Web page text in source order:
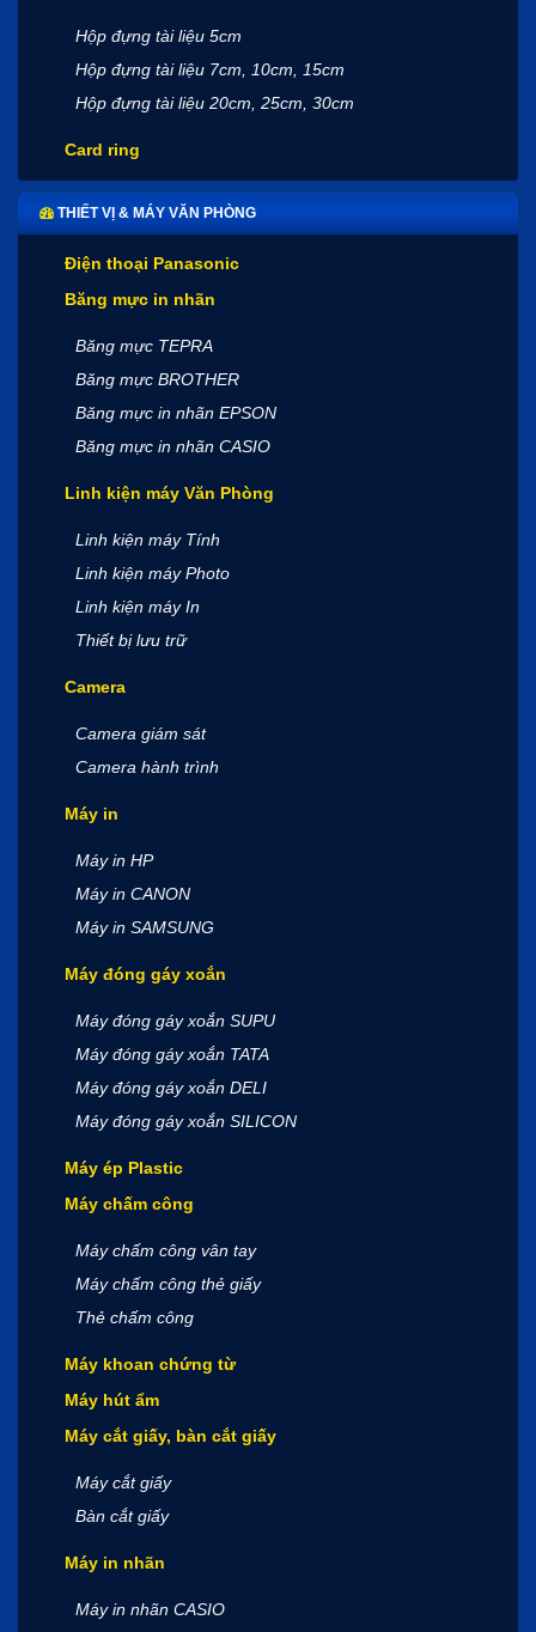
Hộp đựng tài liệu 5cm
Hộp đựng tài liệu 7cm, 10cm, 15cm
Hộp đựng tài liệu 20cm, 25cm, 30cm
Card ring
THIẾT VỊ & MÁY VĂN PHÒNG
Điện thoại Panasonic
Băng mực in nhãn
Băng mực TEPRA
Băng mực BROTHER
Băng mực in nhãn EPSON
Băng mực in nhãn CASIO
Linh kiện máy Văn Phòng
Linh kiện máy Tính
Linh kiện máy Photo
Linh kiện máy In
Thiết bị lưu trữ
Camera
Camera giám sát
Camera hành trình
Máy in
Máy in HP
Máy in CANON
Máy in SAMSUNG
Máy đóng gáy xoắn
Máy đóng gáy xoắn SUPU
Máy đóng gáy xoắn TATA
Máy đóng gáy xoắn DELI
Máy đóng gáy xoắn SILICON
Máy ép Plastic
Máy chấm công
Máy chấm công vân tay
Máy chấm công thẻ giấy
Thẻ chấm công
Máy khoan chứng từ
Máy hút ẩm
Máy cắt giấy, bàn cắt giấy
Máy cắt giấy
Bàn cắt giấy
Máy in nhãn
Máy in nhãn CASIO